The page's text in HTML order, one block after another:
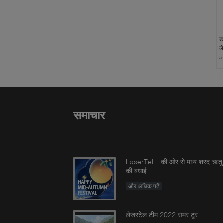
समाचार
LaserTell . की ओर से मध्य शरद ऋतु
की बधाई
और अधिक पढ़ें
लेजरटेल टीम 2022 समर टूर